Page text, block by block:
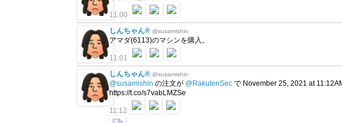
11:00
しんちゃん® @susamishin
アマダ(6113)のマシンを購入。
11:01
しんちゃん® @susamishin
@susamishin の注文が @RakutenSec で November 25, 2021 at
https://t.co/s7vabLMZSe
11:12